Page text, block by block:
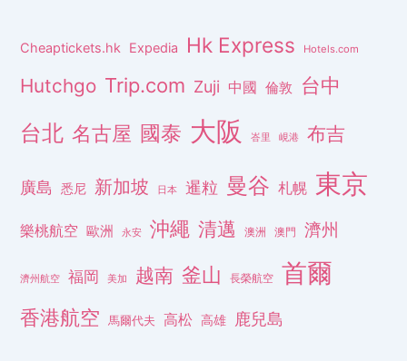
Cheaptickets.hk Expedia Hk Express Hotels.com
Hutchgo Trip.com Zuji 中國 倫敦 台中
台北 名古屋 國泰 大阪 峇里 峴港 布吉
廣島 悉尼 新加坡 日本 暹粒 曼谷 札幌 東京
樂桃航空 歐洲 永安 沖繩 清邁 澳洲 澳門 濟州
濟州航空 福岡 美加 越南 釜山 長榮航空 首爾
香港航空 馬爾代夫 高松 高雄 鹿兒島